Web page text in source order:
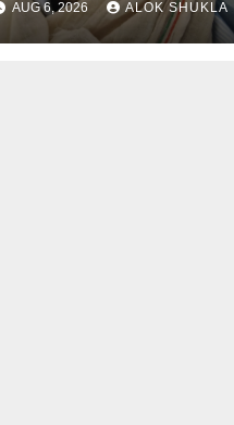
कार में 5 लोग सवार
AUG 6, 2026 ALOK SHUKLA